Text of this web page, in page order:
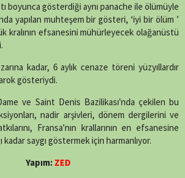
boyunca gösterdiği aynı panache ile ölümüyle
yapılan muhteşem bir gösteri, ‘iyi bir ölüm ’
kralının efsanesini mühürleyecek olağanüstü
kadar, 6 aylık cenaze töreni yüzyıllardır
gösteriydi.
ve Saint Denis Bazilikası'nda çekilen bu
nadir arşivleri, dönem dergilerini ve
Fransa'nın krallarının en efsanesine
kadar saygı göstermek için harmanlıyor.
Yapım: ZED